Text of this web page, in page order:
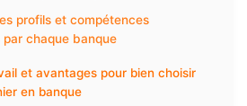
profils et compétences
chaque banque
et avantages pour bien choisir
en banque